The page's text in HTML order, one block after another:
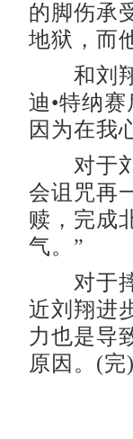
的脚伤承
地狱，而
和刘翔
迪•特纳
因为在我
对于刘
会诅咒再
赎，完成
气。”
对于摔
近刘翔进
力也是导
原因。(完)